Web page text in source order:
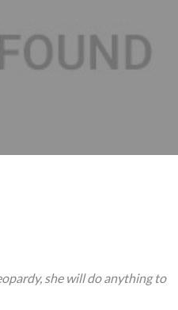
she will do anything to